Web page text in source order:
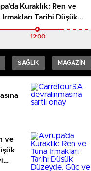
Kuraklık: Ren ve
Irmakları Tarihi Düşük
Güç ve Sanayi Tehdit
12:00
SAĞLIK MAGAZIN
ve